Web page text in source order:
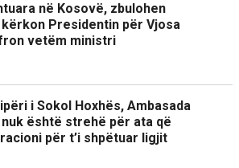
në Kosovë, zbulohen
kërkon Presidentin për Vjosa
vetëm ministri
i Sokol Hoxhës, Ambasada
është strehë për ata që
për t’i shpëtuar ligjit